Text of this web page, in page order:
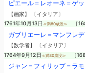
ピエール＝レオーネ＝ゲ
【画家】 〔イタリア〕
1761年10月13日 ≪満80歳没≫ ［
ガブリエーレ＝マンフレデ
【数学者】 〔イタリア〕
1764年9月12日 ≪満80歳没≫ ［
ジャン＝フィリップ＝ラ